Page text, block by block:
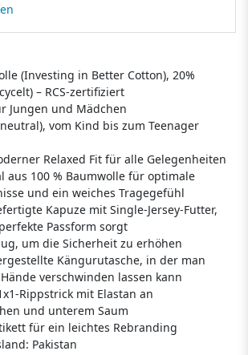
(Investing in Better Cotton), 20%
– RCS-zertifiziert
Jungen und Mädchen
vom Kind bis zum Teenager
Relaxed Fit für alle Gelegenheiten
aus 100 % Baumwolle für optimale
und ein weiches Tragegefühl
Kapuze mit Single-Jersey-Futter,
Passform sorgt
um die Sicherheit zu erhöhen
Kängurutasche, in der man
verschwinden lassen kann
Rippstrick mit Elastan an
und unterem Saum
für ein leichtes Rebranding
Pakistan